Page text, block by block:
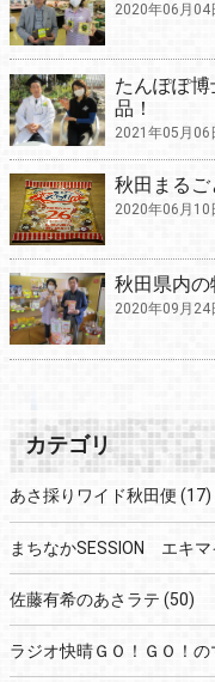
2020年06月04
たんぽぽ
品！
2021年05月06
秋田まる
2020年06月10
秋田県内
2020年09月24
カテゴリ
あさ採りワイド秋田便 (17)
まちなかSESSION エキマ
佐藤有希のあさラテ (50)
ラジオ快晴ＧＯ！ＧＯ！の